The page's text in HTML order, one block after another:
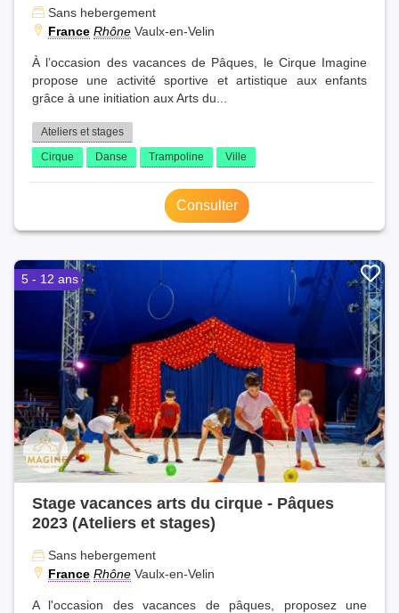
Sans hebergement
France Rhône Vaulx-en-Velin
À l’occasion des vacances de Pâques, le Cirque Imagine
propose une activité sportive et artistique aux enfants
grâce à une initiation aux Arts du...
Ateliers et stages
Cirque
Danse Trampoline Ville
Consulter
5 - 12 ans
Stage vacances arts du cirque - Pâques
2023 (Ateliers et stages)
Sans hebergement
France Rhône Vaulx-en-Velin
A l'occasion des vacances de pâques, proposez une